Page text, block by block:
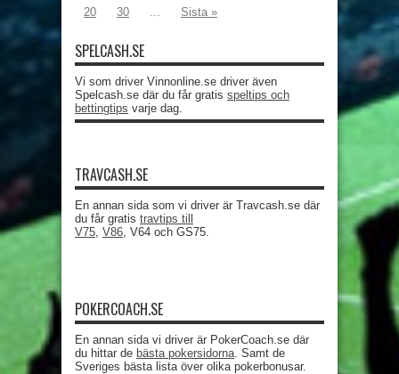
20
30 ... Sista »
SPELCASH.SE
Vi som driver Vinnonline.se driver även
Spelcash.se där du får gratis speltips och
bettingtips varje dag.
TRAVCASH.SE
En annan sida som vi driver är Travcash.se där
du får gratis travtips till
V75, V86, V64 och GS75.
POKERCOACH.SE
En annan sida vi driver är PokerCoach.se där
du hittar de bästa pokersidorna. Samt de
Sveriges bästa lista över olika pokerbonusar.